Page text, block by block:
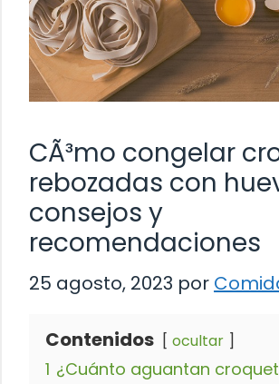
CÃ³mo congelar
rebozadas con
consejos y
recomendaciones
25 agosto, 2023 por
Contenidos ocultar
1 ¿Cuánto aguantan